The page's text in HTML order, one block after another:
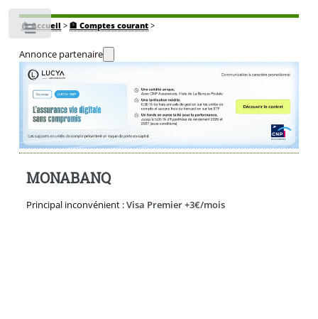
🏠Accueil > 🏦 Comptes courant>
Annonce partenaire
MONABANQ
Principal inconvénient :Visa Premier +3€/mois
Toggle